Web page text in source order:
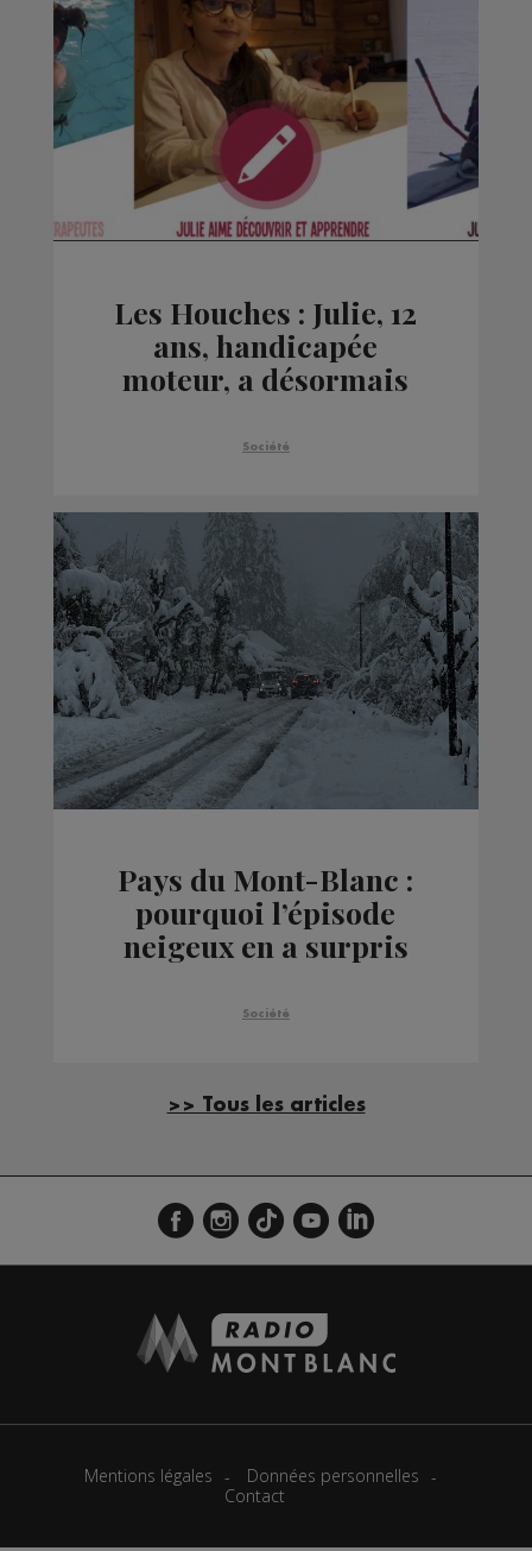
Les Houches : Julie, 12
ans, handicapée
moteur, a désormais
Société
Pays du Mont-Blanc :
pourquoi l’épisode
neigeux en a surpris
Société
>> Tous les articles
Mentions légales
Données personnelles
Contact